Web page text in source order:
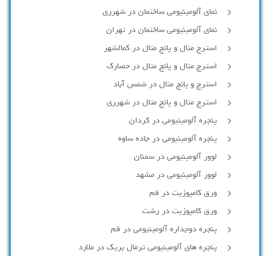
نمای آلومینیومی ساختمان در شهرری
نمای آلومینیومی ساختمان در تهران
استرچ متال و پانچ متال در کمالشهر
استرچ متال و پانچ متال در حصارك
استرچ و پانچ متال در شمس آباد
استرچ متال و پانچ متال در شهرری
پنجره آلومینیومی در کردان
پنجره آلومینیومی در جاده ساوه
لوور آلومینیومی در سمنان
لوور آلومینیومی در مشهد
ورق کامپوزیت در قم
ورق کامپوزیت در رشت
پنجره دوجداره آلومينيومی در قم
پنجره های آلومینیومی ترمال بریک در ملارد